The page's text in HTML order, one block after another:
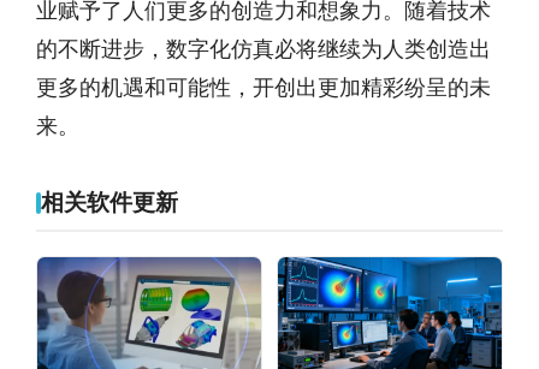
业赋予了人们更多的创造力和想象力。随着技术
的不断进步，数字化仿真必将继续为人类创造出
更多的机遇和可能性，开创出更加精彩纷呈的未
来。
相关软件更新